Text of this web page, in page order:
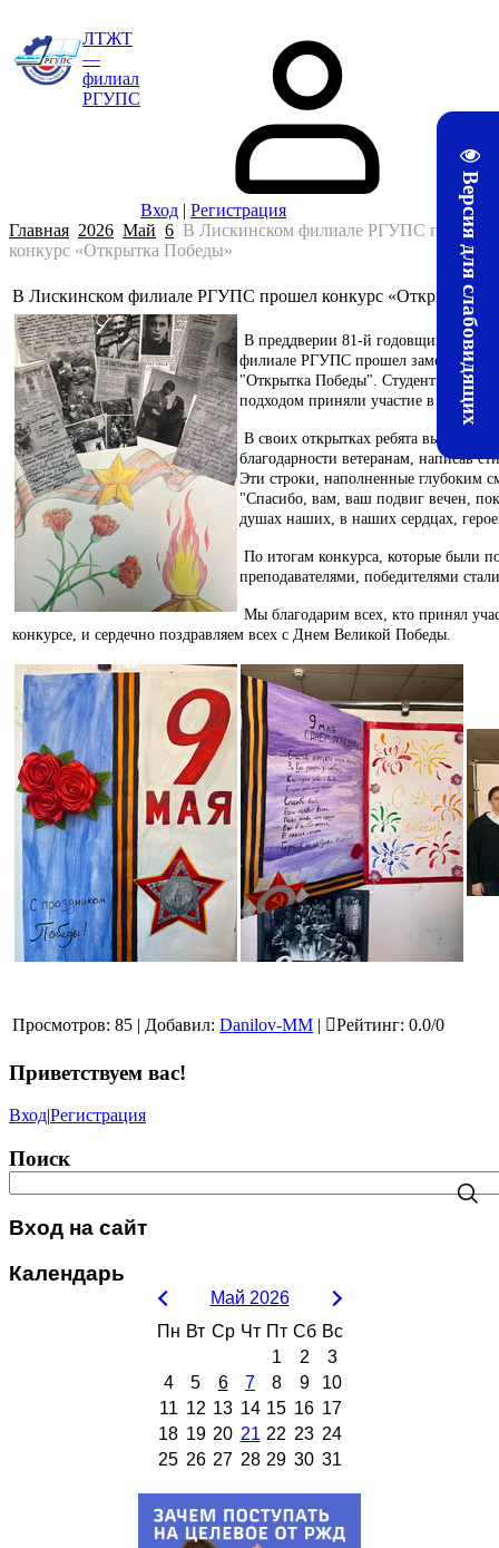
Версия для слабовидящих
ЛТЖТ
—
филиал
РГУПС
Вход | Регистрация
Главная 2026 Май 6 В Лискинском филиале РГУПС прошел
конкурс «Открытка Победы»
В Лискинском филиале РГУПС прошел конкурс «Открытка
В преддверии 81-й годовщины
филиале РГУПС прошел
"Открытка Победы". Студенты с
подходом приняли участие в этом
В своих открытках ребята выразили
благодарности ветеранам, написав
Эти строки, наполненные глубоким
"Спасибо, вам, ваш подвиг вечен,
душах наших, в наших сердцах,
По итогам конкурса, которые были
преподавателями, победителями
Мы благодарим всех, кто принял
конкурсе, и сердечно поздравляем всех с Днем Великой Победы.
Просмотров: 85 | Добавил: Danilov-MM | Рейтинг: 0.0/0
Приветствуем вас!
Вход|Регистрация
Поиск
Вход на сайт
Календарь
Май 2026
Пн Вт Ср Чт Пт Сб Вс
1
2
3
4
5 6 7 8 9
10
11 12 13 14 15 16 17
18 19 20 21 22 23 24
25 26 27 28 29 30 31